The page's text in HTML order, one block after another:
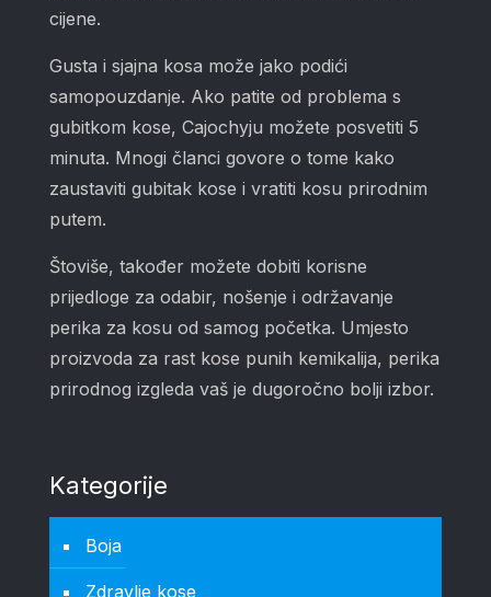
cijene.
Gusta i sjajna kosa može jako podići
samopouzdanje. Ako patite od problema s
gubitkom kose, Cajochyju možete posvetiti 5
minuta. Mnogi članci govore o tome kako
zaustaviti gubitak kose i vratiti kosu prirodnim
putem.
Štoviše, također možete dobiti korisne
prijedloge za odabir, nošenje i održavanje
perika za kosu od samog početka. Umjesto
proizvoda za rast kose punih kemikalija, perika
prirodnog izgleda vaš je dugoročno bolji izbor.
Kategorije
Boja
Zdravlje kose